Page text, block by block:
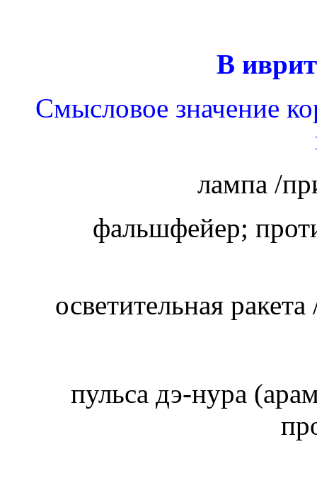
В
Смысловое значение
лампа /
фальшфейер;
осветительная
пульса дэ-нура